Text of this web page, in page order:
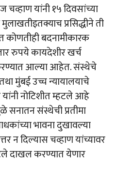
यांनी १५ दिवसांच्या
प्रसिद्धीने ती
कोणतीही बदनामीकारक
रुपये कायदेशीर खर्च
आल्या आहेत. संस्थेचे
मुंबई उच्च न्यायालयाचे
नोटिशीत म्हटले आहे
सनातन संस्थेची प्रतीमा
भावना दुखावल्या
न दिल्यास चव्हाण यांच्यावर
दाखल करण्यात येणार